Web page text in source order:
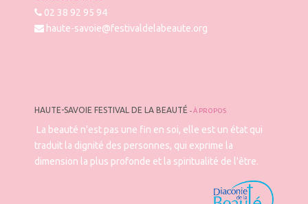
02 38 92 95 94
haute-savoie@festivaldelabeaute.org
HAUTE-SAVOIE FESTIVAL DE LA BEAUTÉ -À PROPOS
La beauté n'est pas une fin en soi, elle est un état qui
traduit la dignité des personnes, qui exprime la
dimension la plus profonde et la spiritualité de l'être.